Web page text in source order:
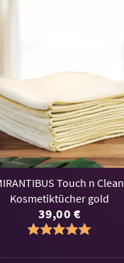
Touch n Clean
Kosmetiktücher gold
39,00 €